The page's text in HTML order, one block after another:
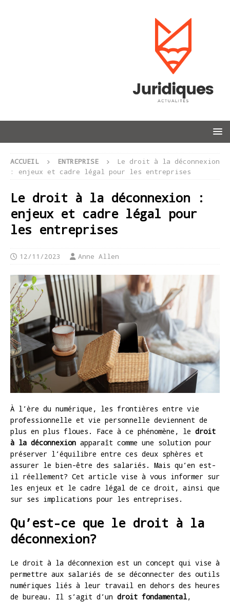
ACCUEIL ENTREPRISE
Le droit à la déconnexion
: enjeux et cadre légal pour les entreprises
Le droit à la déconnexion :
enjeux et cadre légal pour
les entreprises
12/11/2023 Anne Allen
À l’ère du numérique, les frontières entre vie
professionnelle et vie personnelle deviennent de
plus en plus floues. Face à ce phénomène, le droit
à la déconnexion apparaît comme une solution pour
préserver l’équilibre entre ces deux sphères et
assurer le bien-être des salariés. Mais qu’en est-
il réellement? Cet article vise à vous informer sur
les enjeux et le cadre légal de ce droit, ainsi que
sur ses implications pour les entreprises.
Qu’est-ce que le droit à la
déconnexion?
Le droit à la déconnexion est un concept qui vise à
permettre aux salariés de se déconnecter des outils
numériques liés à leur travail en dehors des heures
de bureau. Il s’agit d’un droit fondamental,